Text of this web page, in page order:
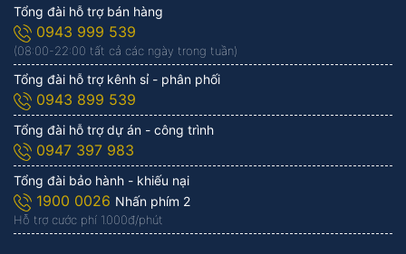
Tổng đài hỗ trợ bán hàng
0943 999 539
(08:00-22:00 tất cả các ngày trong tuần)
Tổng đài hỗ trợ kênh sỉ - phân phối
0943 899 539
Tổng đài hỗ trợ dự án - công trình
0947 397 983
Tổng đài bảo hành - khiếu nại
1900 0026 Nhấn phím 2
Hỗ trợ cước phí 1.000đ/phút